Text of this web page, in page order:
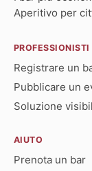
Aperitivo per
PROFESSIONISTI
Registrare un
Pubblicare un
Soluzione
AIUTO
Prenota un bar